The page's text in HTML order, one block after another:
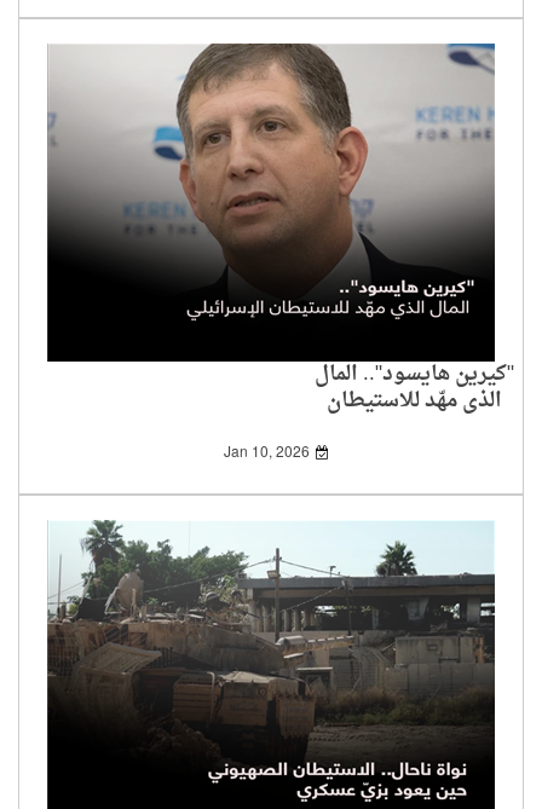
"كيرين هايسود".. المال
الذي مهّد للاستيطان
Jan 10, 2026